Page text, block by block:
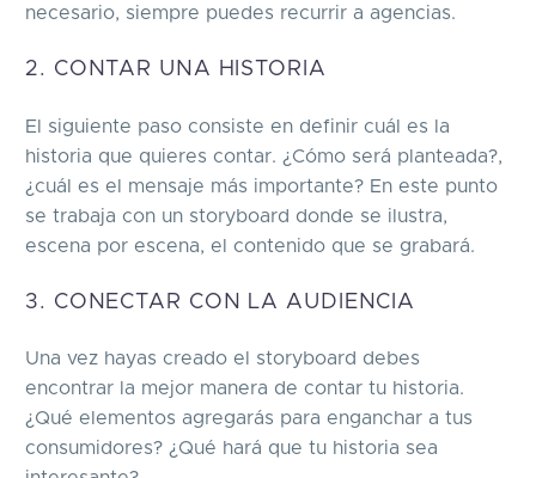
necesario, siempre puedes recurrir a agencias.
2. CONTAR UNA HISTORIA
El siguiente paso consiste en definir cuál es la
historia que quieres contar. ¿Cómo será planteada?,
¿cuál es el mensaje más importante? En este punto
se trabaja con un storyboard donde se ilustra,
escena por escena, el contenido que se grabará.
3. CONECTAR CON LA AUDIENCIA
Una vez hayas creado el storyboard debes
encontrar la mejor manera de contar tu historia.
¿Qué elementos agregarás para enganchar a tus
consumidores? ¿Qué hará que tu historia sea